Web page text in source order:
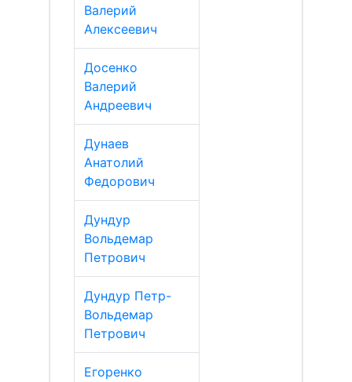
Валерий
Алексеевич
Досенко
Валерий
Андреевич
Дунаев
Анатолий
Федорович
Дундур
Вольдемар
Петрович
Дундур Петр-
Вольдемар
Петрович
Егоренко